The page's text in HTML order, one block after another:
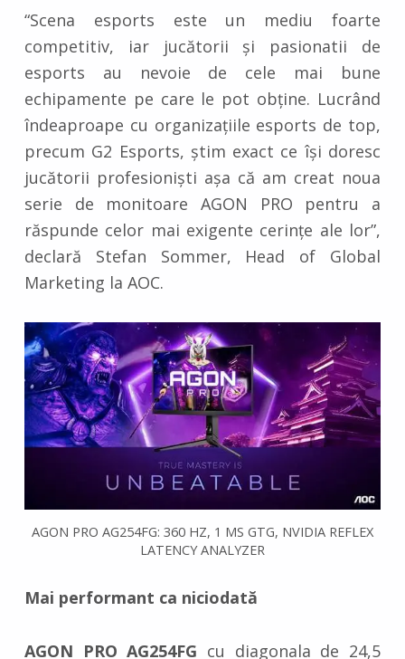
“Scena esports este un mediu foarte
competitiv, iar jucătorii și pasionatii de
esports au nevoie de cele mai bune
echipamente pe care le pot obține. Lucrând
îndeaproape cu organizațiile esports de top,
precum G2 Esports, știm exact ce își doresc
jucătorii profesioniști așa că am creat noua
serie de monitoare AGON PRO pentru a
răspunde celor mai exigente cerințe ale lor”,
declară Stefan Sommer, Head of Global
Marketing la AOC.
AGON PRO AG254FG: 360 HZ, 1 MS GTG, NVIDIA REFLEX
LATENCY ANALYZER
Mai performant ca niciodată
AGON PRO AG254FG cu diagonala de 24,5